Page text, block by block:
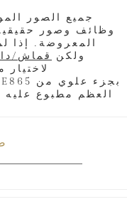
* جميع الصور
وظائف وصور
المعروضة. إذا
ولكن
قماش/